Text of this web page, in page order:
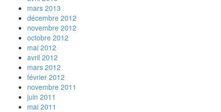
mars 2013
décembre 2012
novembre 2012
octobre 2012
mai 2012
avril 2012
mars 2012
février 2012
novembre 2011
juin 2011
mai 2011